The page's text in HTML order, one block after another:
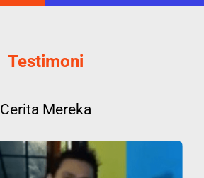
Testimoni
Cerita Mereka